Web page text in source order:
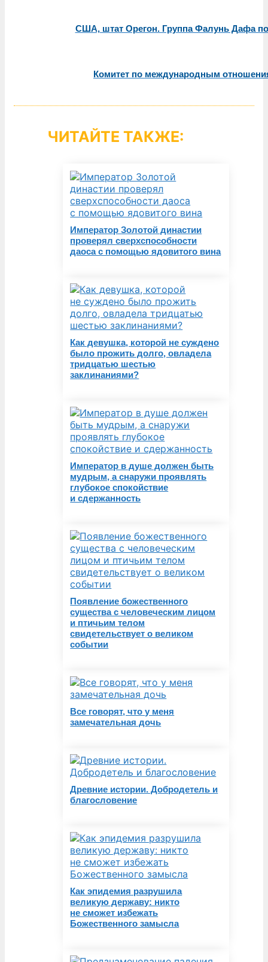
США, штат Орегон. Группа Фалунь Дафа
Комитет по международным
ЧИТАЙТЕ ТАКЖЕ:
Император Золотой династии
проверял сверхспособности
даоса с помощью ядовитого вина
Как девушка, которой не суждено
было прожить долго, овладела
тридцатью шестью
заклинаниями?
Император в душе должен быть
мудрым, а снаружи проявлять
глубокое спокойствие
и сдержанность
Появление божественного
существа с человеческим лицом
и птичьим телом
свидетельствует о великом
событии
Все говорят, что у меня
замечательная дочь
Древние истории. Добродетель и
благословение
Как эпидемия разрушила
великую державу: никто
не сможет избежать
Божественного замысла